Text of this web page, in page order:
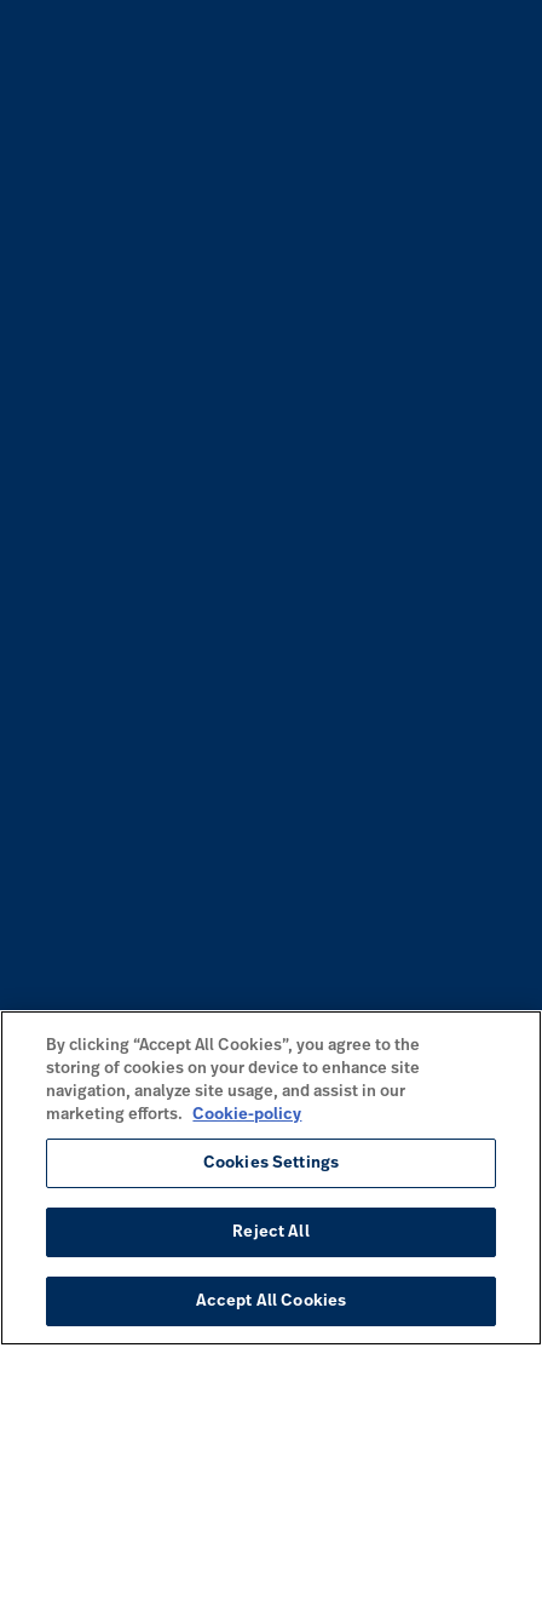
By clicking “Accept All Cookies”, you agree to the
storing of cookies on your device to enhance site
navigation, analyze site usage, and assist in our
marketing efforts.
Cookie-policy
Cookies Settings
Reject All
Accept All Cookies